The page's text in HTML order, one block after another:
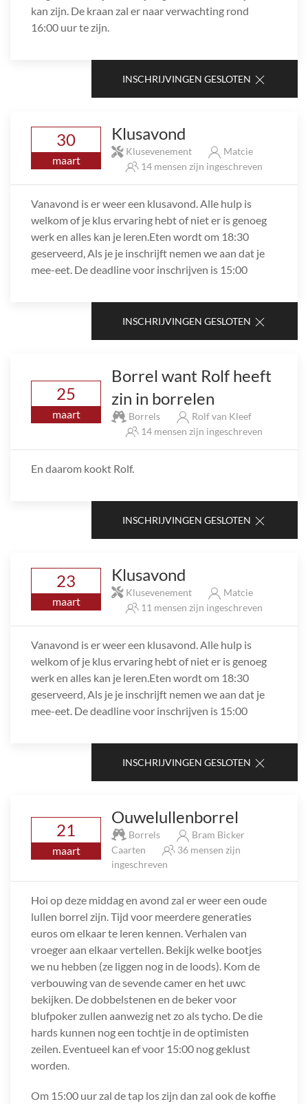
kan zijn. De kraan zal er naar verwachting rond
16:00 uur te zijn.
INSCHRIJVINGEN GESLOTEN
30
maart
Klusavond
Klusevenement
Matcie
14 mensen zijn ingeschreven
Vanavond is er weer een klusavond. Alle hulp is
welkom of je klus ervaring hebt of niet er is genoeg
werk en alles kan je leren.Eten wordt om 18:30
geserveerd, Als je je inschrijft nemen we aan dat je
mee-eet. De deadline voor inschrijven is 15:00
INSCHRIJVINGEN GESLOTEN
25
maart
Borrel want Rolf heeft
zin in borrelen
Borrels
Rolf van Kleef
14 mensen zijn ingeschreven
En daarom kookt Rolf.
INSCHRIJVINGEN GESLOTEN
23
maart
Klusavond
Klusevenement
Matcie
11 mensen zijn ingeschreven
Vanavond is er weer een klusavond. Alle hulp is
welkom of je klus ervaring hebt of niet er is genoeg
werk en alles kan je leren.Eten wordt om 18:30
geserveerd, Als je je inschrijft nemen we aan dat je
mee-eet. De deadline voor inschrijven is 15:00
INSCHRIJVINGEN GESLOTEN
21
maart
Ouwelullenborrel
Borrels
Bram Bicker
Caarten
36 mensen zijn
ingeschreven
Hoi op deze middag en avond zal er weer een oude
lullen borrel zijn. Tijd voor meerdere generaties
euros om elkaar te leren kennen. Verhalen van
vroeger aan elkaar vertellen. Bekijk welke bootjes
we nu hebben (ze liggen nog in de loods). Kom de
verbouwing van de sevende camer en het uwc
bekijken. De dobbelstenen en de beker voor
blufpoker zullen aanwezig net zo als tycho. De die
hards kunnen nog een tochtje in de optimisten
zeilen. Eventueel kan ef voor 15:00 nog geklust
worden.
Om 15:00 uur zal de tap los zijn dan zal ook de koffie